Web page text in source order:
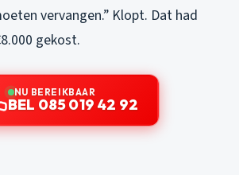
vervangen.” Klopt. Dat had
gekost.
NU BEREIKBAAR
BEL 085 019 42 92